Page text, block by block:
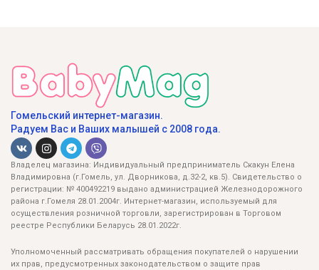
Гомельский интернет-магазин.
Радуем Вас и Ваших малышей с 2008 года.
Владелец магазина: Индивидуальный предприниматель Скакун Елена
Владимировна (г.Гомель, ул. Дворникова, д.32-2, кв.5). Свидетельство о
регистрации: № 400492219 выдано администрацией Железнодорожного
района г.Гомеля 28.01.2004г. Интернет-магазин, используемый для
осуществления розничной торговли, зарегистрирован в Торговом
реестре Республики Беларусь 28.01.2022г.
Уполномоченный рассматривать обращения покупателей о нарушении
их прав, предусмотренных законодательством о защите прав